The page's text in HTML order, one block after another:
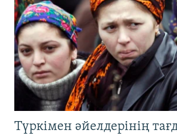
Түркімен әйелдерінің